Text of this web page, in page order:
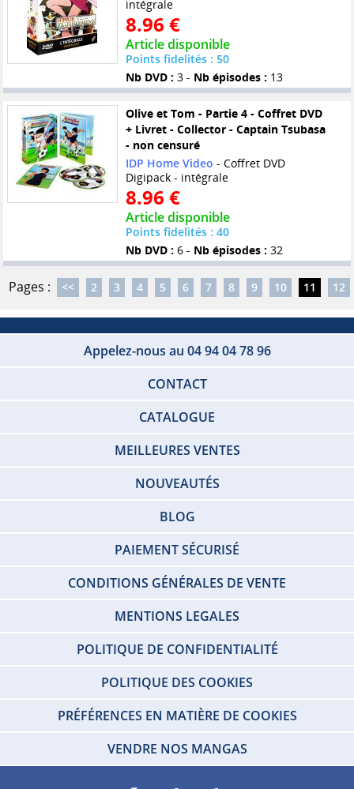
intégrale
8.96 €
Article disponible
Points fidelités : 50
Nb DVD : 3 - Nb épisodes : 13
Olive et Tom - Partie 4 - Coffret DVD
+ Livret - Collector - Captain Tsubasa
- non censuré
IDP Home Video - Coffret DVD
Digipack - intégrale
8.96 €
Article disponible
Points fidelités : 40
Nb DVD : 6 - Nb épisodes : 32
Pages : << 2 3 4 5 6 7 8 9 10 11 12
Appelez-nous au 04 94 04 78 96
CONTACT
CATALOGUE
MEILLEURES VENTES
NOUVEAUTÉS
BLOG
PAIEMENT SÉCURISÉ
CONDITIONS GÉNÉRALES DE VENTE
MENTIONS LEGALES
POLITIQUE DE CONFIDENTIALITÉ
POLITIQUE DES COOKIES
PRÉFÉRENCES EN MATIÈRE DE COOKIES
VENDRE NOS MANGAS